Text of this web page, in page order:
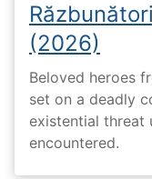
(2026)
Beloved heroes
set on a deadly
existential threat
encountered.